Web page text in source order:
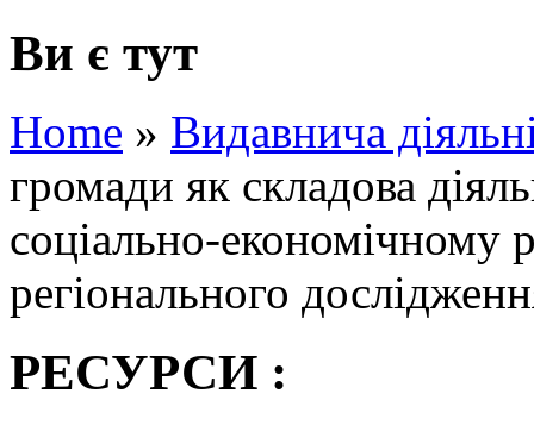
Ви є тут
Home » Видавнича
громади як складова
соціально-економічному
регіонального
РЕСУРСИ :